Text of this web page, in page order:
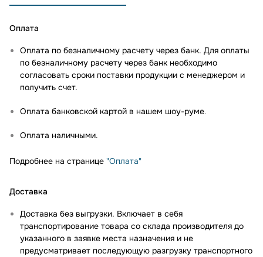
Оплата
Оплата по безналичному расчету через банк. Для оплаты
по безналичному расчету через банк необходимо
согласовать сроки поставки продукции с менеджером и
получить счет.
Оплата банковской картой в нашем шоу-руме.
Оплата наличными.
Подробнее на странице "Оплата"
Доставка
Доставка без выгрузки. Включает в себя
транспортирование товара со склада производителя до
указанного в заявке места назначения и не
предусматривает последующую разгрузку транспортного